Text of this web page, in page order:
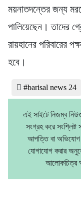
ময়নাতদন্তের জন্য
পালিয়েছেন। তাদের
রায়হানের পরিবারের
হবে।
#barisal news 24
এই সাইটে নিজম্ব
সংগ্রহ করে
আপত্তি বা অভিযোগ
যোগাযোগ করার
আলোকচিত্র